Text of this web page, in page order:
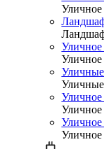
Уличное
Уличные
Уличные